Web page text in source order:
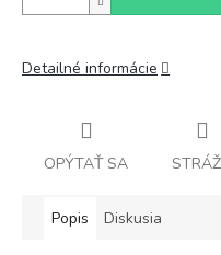
Detailné informácie
OPÝTAŤ SA
Popis Diskusia